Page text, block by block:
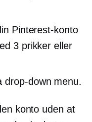
Pinterest-konto
3 prikker eller
drop-down menu.
konto uden at